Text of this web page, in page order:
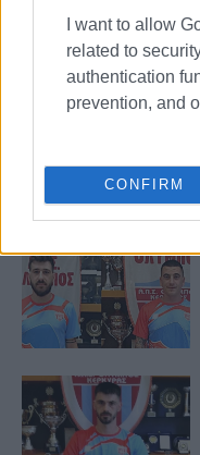
I want to allow
related to
authentication
prevention, and
CONFIRM
ΣΧΕΤΙΚA AΡΘΡΑ